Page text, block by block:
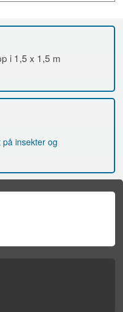
i 1,5 x 1,5 m
insekter og